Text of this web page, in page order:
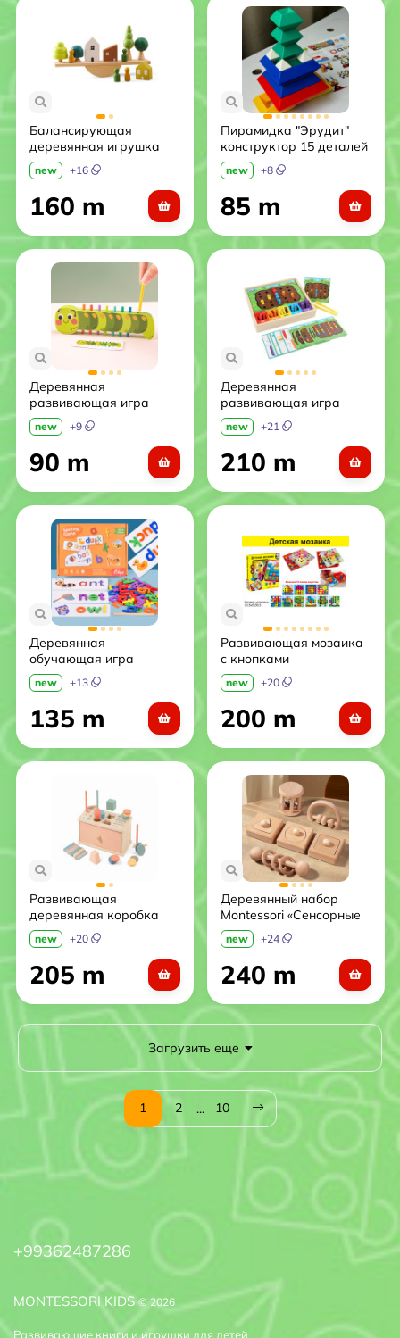
Балансирующая
деревянная игрушка
«Город и деревья»
new +16
160 m
Пирамидка "Эрудит"
конструктор 15 деталей
new +8
85 m
Деревянная
развивающая игра
«Цветная гусеница»
new +9
90 m
Деревянная
развивающая игра
Color Matching Game
(Сортировка по цветам)
new +21
210 m
Деревянная
обучающая игра
Spelling Game (Учимся
читать и писать)
new +13
135 m
Развивающая мозаика
с кнопками
new +20
200 m
Развивающая
деревянная коробка
Montessori «3-в-1»
new +20
205 m
Деревянный набор
Montessori «Сенсорные
формы» (6 предметов)
new +24
240 m
Загрузить еще
1 2 ... 10
MONTESSORI KIDS © 2026
Развивающие книги и игрушки для детей
+99362487286